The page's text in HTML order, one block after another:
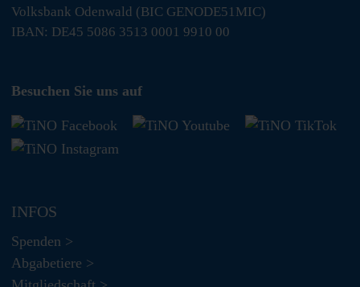
Volksbank Odenwald (BIC GENODE51MIC)
IBAN: DE45 5086 3513 0001 9910 00
Besuchen Sie uns auf
INFOS
Spenden >
Abgabetiere >